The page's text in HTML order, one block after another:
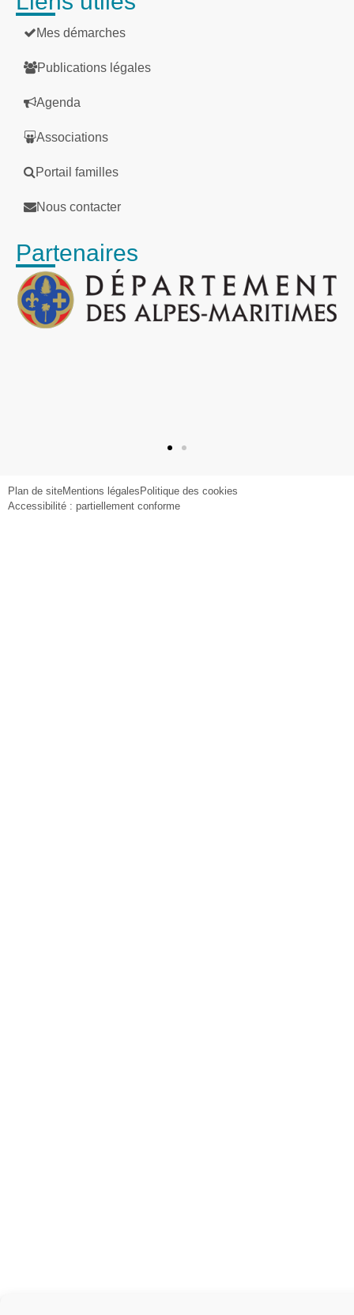
Mes démarches
Publications légales
Agenda
Associations
Portail familles
Nous contacter
Partenaires
Plan de siteMentions légalesPolitique des cookies
Accessibilité : partiellement conforme